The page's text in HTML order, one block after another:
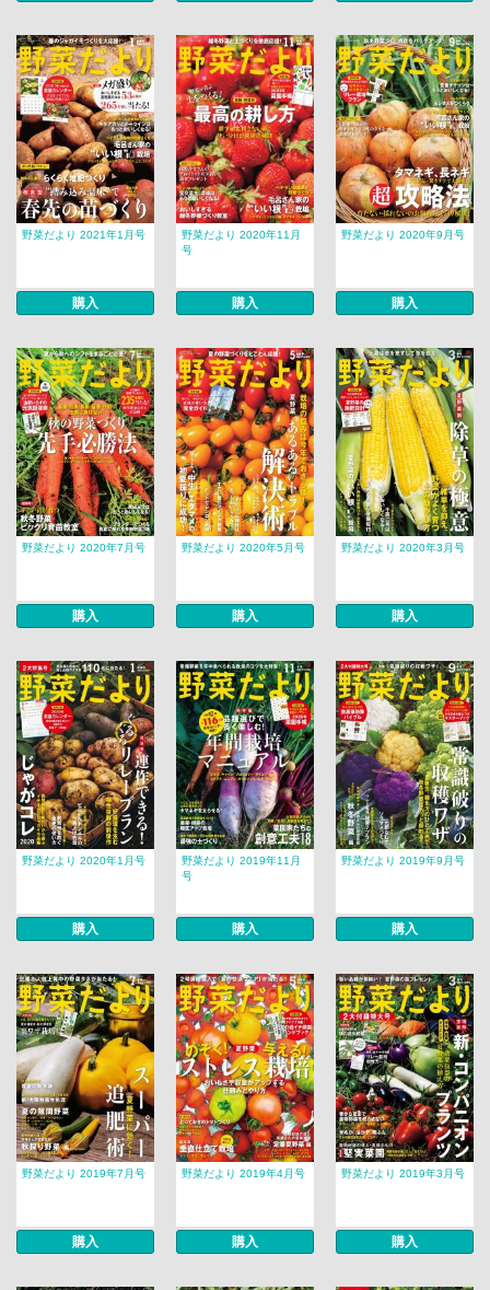
野菜だより 2021年1月号
購入
野菜だより 2020年11月
号
購入
野菜だより 2020年9月号
購入
野菜だより 2020年7月号
購入
野菜だより 2020年5月号
購入
野菜だより 2020年3月号
購入
野菜だより 2020年1月号
購入
野菜だより 2019年11月
号
購入
野菜だより 2019年9月号
購入
野菜だより 2019年7月号
購入
野菜だより 2019年4月号
購入
野菜だより 2019年3月号
購入